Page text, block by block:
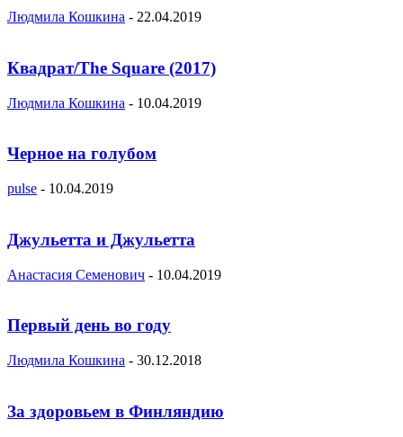
Людмила Кошкина - 22.04.2019
Квадрат/The Square (2017)
Людмила Кошкина - 10.04.2019
Черное на голубом
pulse - 10.04.2019
Джульетта и Джульетта
Анастасия Семенович - 10.04.2019
Первый день во году
Людмила Кошкина - 30.12.2018
За здоровьем в Финляндию